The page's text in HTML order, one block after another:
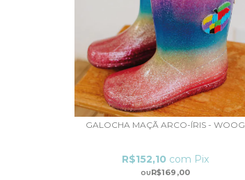
GALOCHA MAÇÃ ARCO-ÍRIS - WOOG
R$169,00
R$152,10 com Pix